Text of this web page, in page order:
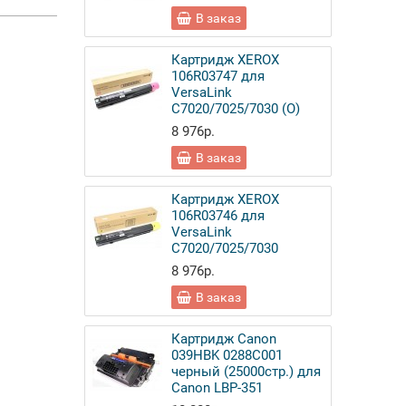
В заказ
Картридж XEROX
106R03747 для
VersaLink
C7020/7025/7030 (О)
8 976р.
В заказ
Картридж XEROX
106R03746 для
VersaLink
C7020/7025/7030
8 976р.
В заказ
Картридж Canon
039HBK 0288C001
черный (25000стр.) для
Canon LBP-351